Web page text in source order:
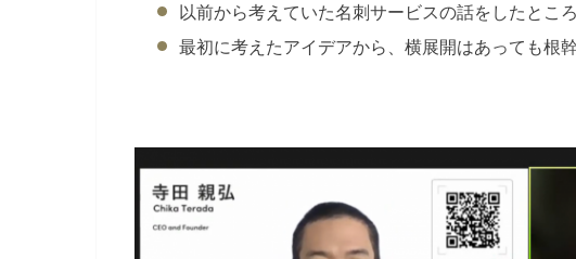
以前から考えていた名刺サービスの話をしたとこ
最初に考えたアイデアから、横展開はあっても根